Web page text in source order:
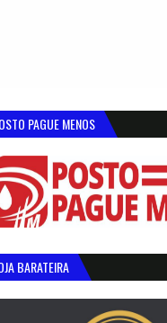
PAGUE MENOS
BARATEIRA